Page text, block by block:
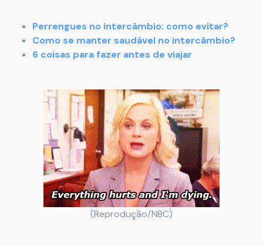
Perrengues no intercâmbio: como evitar?
Como se manter saudável no intercâmbio?
6 coisas para fazer antes de viajar
(Reprodução/NBC)